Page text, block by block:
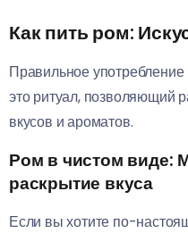
Как пить ром:
Правильное
это ритуал, позволяющий
вкусов и ароматов.
Ром в чистом виде:
раскрытие вкуса
Если вы хотите по-